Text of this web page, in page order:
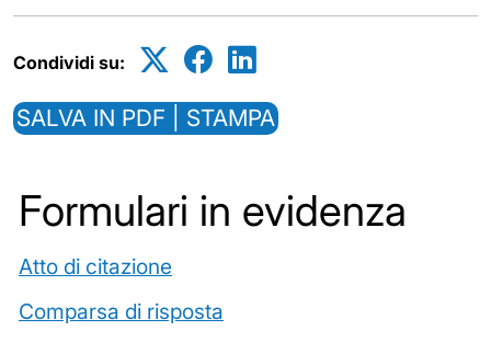
Condividi su:
SALVA IN PDF | STAMPA
Formulari in evidenza
Atto di citazione
Comparsa di risposta